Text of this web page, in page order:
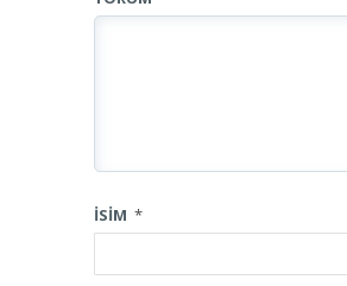
İSIM *